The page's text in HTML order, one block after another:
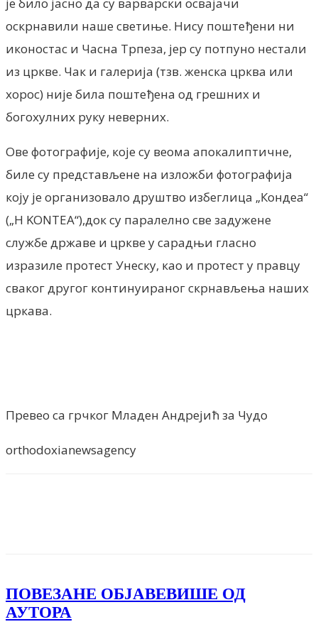
оскрнавили наше светиње. Нису поштеђени ни
иконостас и Часна Трпеза, јер су потпуно нестали
из цркве. Чак и галерија (тзв. женска црква или
хорос) није била поштеђена од грешних и
богохулних руку неверних.
Ове фотографије, које су веома апокалиптичне,
биле су представљене на изложби фотографија
коју је организовало друштво избеглица „Кондеа“
(„Η ΚΟΝΤΕΑ“),док су паралелно све задужене
службе државе и цркве у сарадњи гласно
изразиле протест Унеску, као и протест у правцу
сваког другог континуираног скрнављења наших
цркава.
Превео са грчког Младен Андрејић за Чудо
orthodoxianewsagency
ПОВЕЗАНЕ ОБЈАВЕВИШЕ ОД
АУТОРА